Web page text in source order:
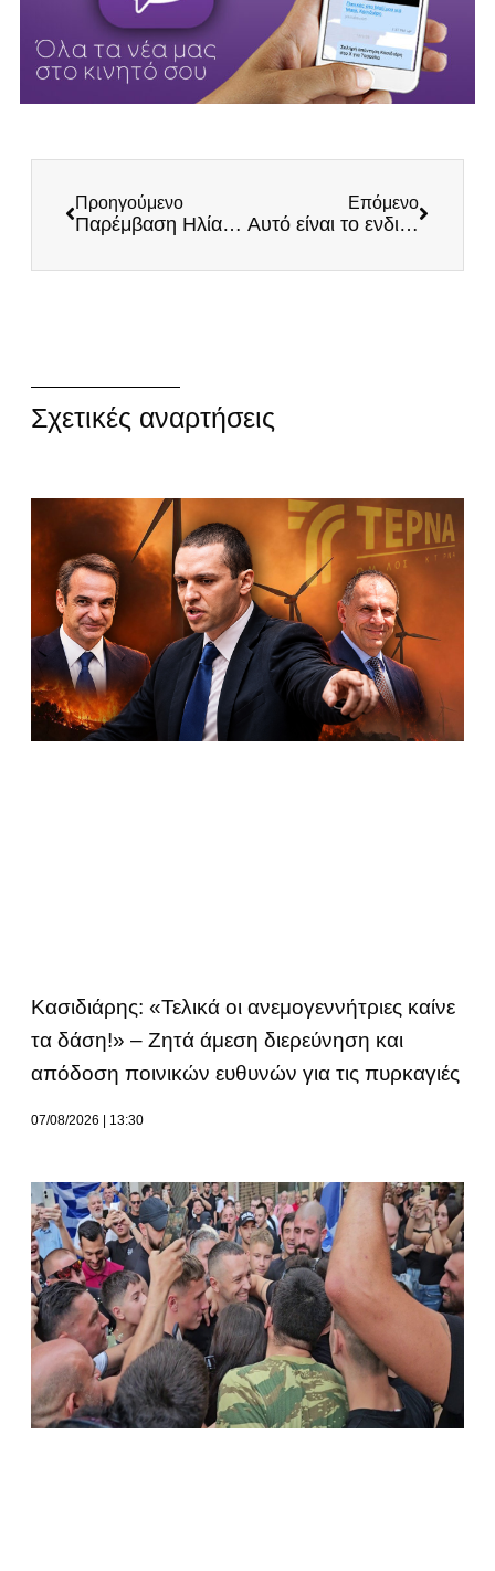
Προηγούμενο
Παρέμβαση Ηλία Κασιδιάρη στην εφημερίδα «Φωνή του Νέστου»
Επόμενο
Αυτό είναι το ενδιαφέρον τους για τα νησιά μας–Άφησαν τους Οθωνούς 2 ολόκληρους μήνες χωρίς γιατρό!
Σχετικές αναρτήσεις
Κασιδιάρης: «Τελικά οι ανεμογεννήτριες καίνε
τα δάση!» – Ζητά άμεση διερεύνηση και
απόδοση ποινικών ευθυνών για τις πυρκαγιές
07/08/2026 13:30